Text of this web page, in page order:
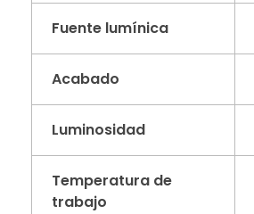
Fuente lumínica
Acabado
Luminosidad
Temperatura de
trabajo